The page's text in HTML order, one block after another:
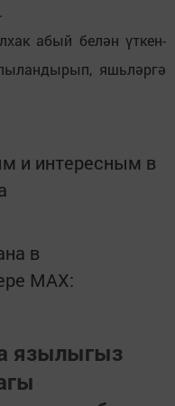
абый белән үткен-
яшьләргә
и интересным в
в
MАХ:
язылыгыз